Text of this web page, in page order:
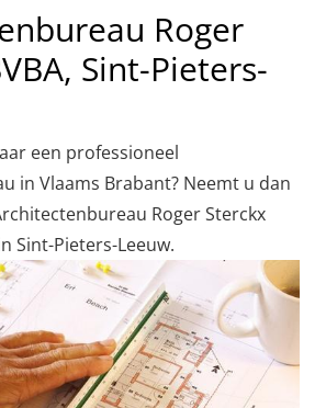
Roger
Sint-Pieters-
een professioneel
in Vlaams Brabant? Neemt u dan
Roger Sterckx
Sint-Pieters-Leeuw.